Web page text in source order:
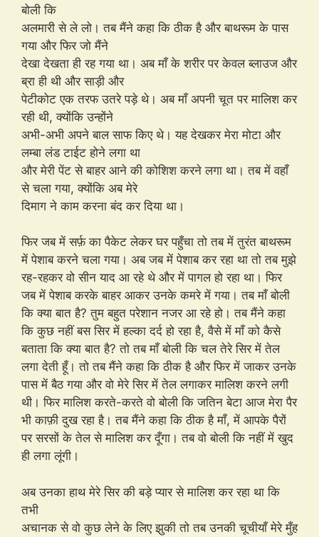
बोली कि
अलमारी से ले लो। तब मैंने कहा कि ठीक है और बाथरूम के पास
गया और फिर जो मैंने
देखा देखता ही रह गया था। अब माँ के शरीर पर केवल ब्लाउज और
ब्रा ही थी और साड़ी और
पेटीकोट एक तरफ उतरे पड़े थे। अब माँ अपनी चूत पर मालिश कर
रही थी, क्योंकि उन्होंने
अभी-अभी अपने बाल साफ किए थे। यह देखकर मेरा मोटा और
लम्बा लंड टाईट होने लगा था
और मेरी पेंट से बाहर आने की कोशिश करने लगा था। तब में वहाँ
से चला गया, क्योंकि अब मेरे
दिमाग ने काम करना बंद कर दिया था।
फिर जब में सर्फ़ का पैकेट लेकर घर पहुँचा तो तब में तुरंत बाथरूम
में पेशाब करने चला गया। अब जब में पेशाब कर रहा था तो तब मुझे
रह-रहकर वो सीन याद आ रहे थे और में पागल हो रहा था। फिर
जब में पेशाब करके बाहर आकर उनके कमरे में गया। तब माँ बोली
कि क्या बात है? तुम बहुत परेशान नजर आ रहे हो। तब मैंने कहा
कि कुछ नहीं बस सिर में हल्का दर्द हो रहा है, वैसे में माँ को कैसे
बताता कि क्या बात है? तो तब माँ बोली कि चल तेरे सिर में तेल
लगा देती हूँ। तो तब मैंने कहा कि ठीक है और फिर में जाकर उनके
पास में बैठ गया और वो मेरे सिर में तेल लगाकर मालिश करने लगी
थी। फिर मालिश करते-करते वो बोली कि जतिन बेटा आज मेरा पैर
भी काफ़ी दुख रहा है। तब मैंने कहा कि ठीक है माँ, में आपके पैरों
पर सरसों के तेल से मालिश कर दूँगा। तब वो बोली कि नहीं में खुद
ही लगा लूंगी।
अब उनका हाथ मेरे सिर की बड़े प्यार से मालिश कर रहा था कि
तभी
अचानक से वो कुछ लेने के लिए झुकी तो तब उनकी चूचीयाँ मेरे मुँह